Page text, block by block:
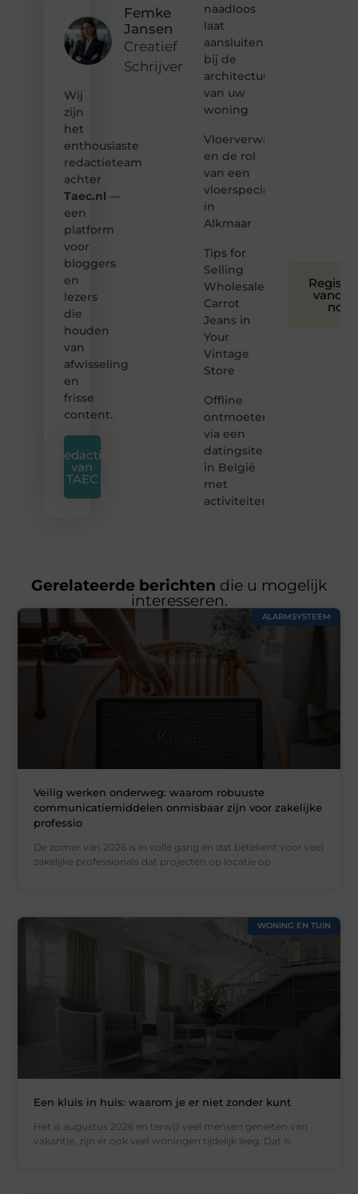
Femke
Jansen
Creatief
Schrijver
Wij
zijn
het
enthousiaste
redactieteam
achter
Taec.nl —
een
platform
voor
bloggers
en
lezers
die
houden
van
afwisseling
en
frisse
content.
Redactie
van
TAEC
naadloos
laat
aansluiten
bij de
architectuur
van uw
woning
Vloerverwarming
en de rol
van een
vloerspecialist
in
Alkmaar
Tips for
Selling
Wholesale
Carrot
Jeans in
Your
Vintage
Store
Offline
ontmoeten
via een
datingsite
in België
met
activiteiten
nog
Gerelateerde berichten die u mogelijk
interesseren.
ALARMSYSTEEM
Veilig werken onderweg: waarom robuuste
communicatiemiddelen onmisbaar zijn voor zakelijke
professio
De zomer van 2026 is in volle gang en dat betekent voor veel
zakelijke professionals dat projecten op locatie op
WONING EN TUIN
Een kluis in huis: waarom je er niet zonder kunt
Het is augustus 2026 en terwijl veel mensen genieten van
vakantie, zijn er ook veel woningen tijdelijk leeg. Dat is